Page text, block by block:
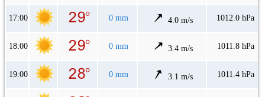
17:00 0 mm 4.0 m/s 1012.0 hPa
18:00 0 mm 3.4 m/s 1011.8 hPa
19:00 0 mm 3.1 m/s 1011.4 hPa